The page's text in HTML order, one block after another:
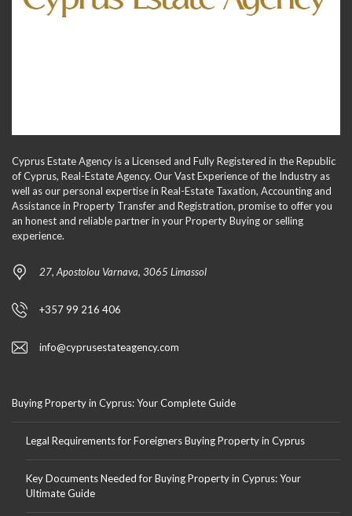
Cyprus Estate Agency is a Licensed and Fully Registered in the Republic
of Cyprus, Real-Estate Agency. Our Vast Experience of the Industry as
well as our personal expertise in Real-Estate Taxation, Accounting and
Assistance in Property Transfer and Registration, promise to offer you
an honest and reliable partner in your Property Buying or selling
experience.
27, Apostolou Varnava, 3065 Limassol
+357 99 216 406
info@cyprusestateagency.com
Buying Property in Cyprus: Your Complete Guide
Legal Requirements for Foreigners Buying Property in Cyprus
Key Documents Needed for Buying Property in Cyprus: Your
Ultimate Guide